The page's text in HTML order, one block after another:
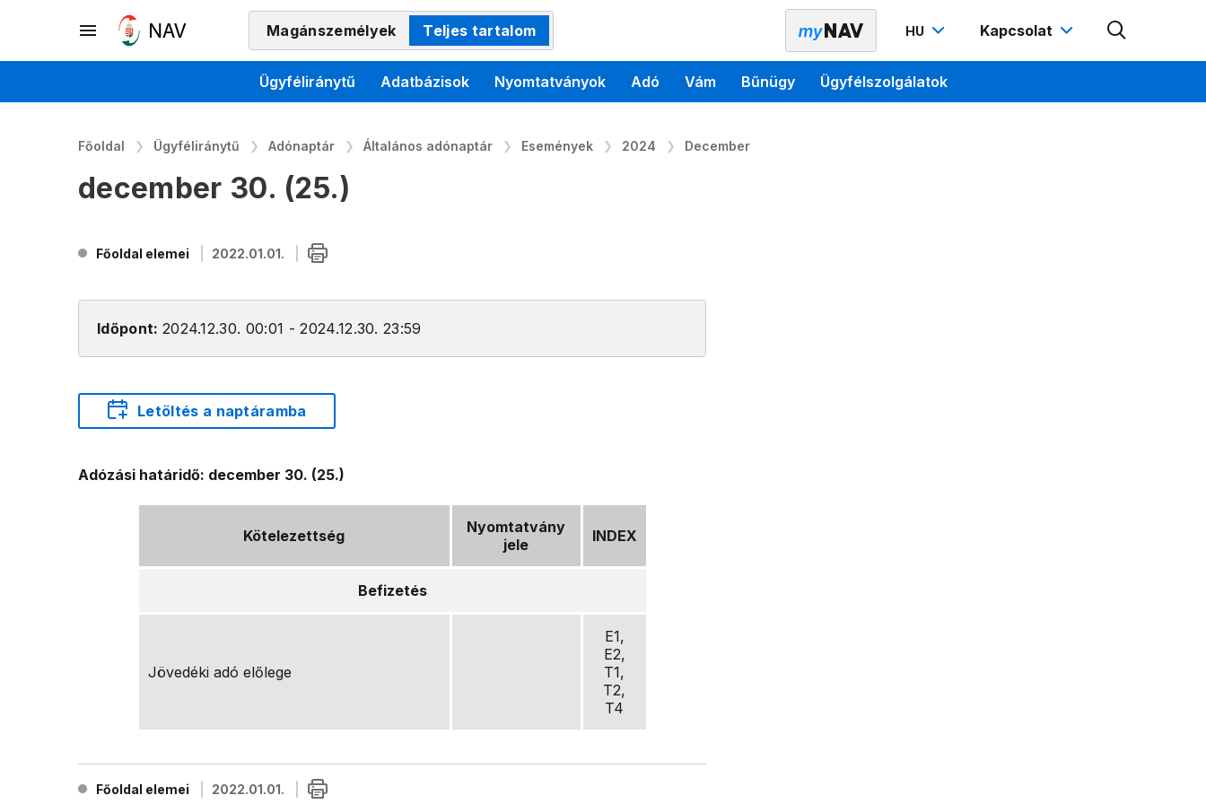
Magánszemélyek Teljes tartalom HU Kapcsolat
Ügyféliránytű Adatbázisok Nyomtatványok Adó Vám Bűnügy Ügyfélszolgálatok
Főoldal Ügyféliránytű Adónaptár Általános adónaptár Események 2024 December
december 30. (25.)
Főoldal elemei 2022.01.01.
Időpont: 2024.12.30. 00:01 - 2024.12.30. 23:59
Letöltés a naptáramba
Adózási határidő: december 30. (25.)
Kötelezettség
Nyomtatvány
jele
INDEX
Befizetés
Jövedéki adó előlege
E1,
E2,
T1,
T2,
T4
Főoldal elemei 2022.01.01.